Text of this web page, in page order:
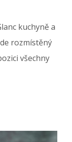
kuchyně a
rozmístěný
všechny